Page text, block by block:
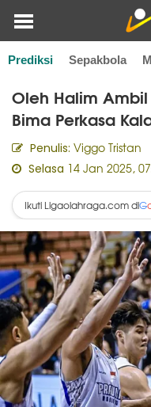
Prediksi Sepakbola
Home Basket
Oleh Halim
Bima Perkasa
Penulis: Viggo Tristan
Selasa 14 Jan 2025,
Ikuti Ligaolahraga.com diG